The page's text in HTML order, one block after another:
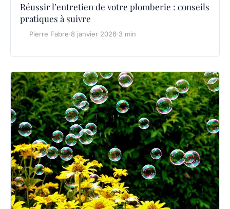
Réussir l’entretien de votre plomberie : conseils
pratiques à suivre
Pierre Fabre·8 janvier 2026·3 min